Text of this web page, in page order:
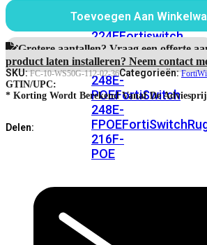
248DFortiSwitch
224EFortiswitch
224E-
POEFortiSwitch
248E-
POEFortiSwitch
248E-
FPOE
216F-
POE
3
jaar
FortiGuard
URL,
DNS
&
Video
Filtering
aantal
Toevoegen Aan
Grotere aantallen? Vraag een offerte
product laten installeren? Neem contact
SKU:FC-10-WS50G-112-02-36Categorieën:
GTIN/UPC:
* Korting Wordt Berekend Vanaf De
Delen: